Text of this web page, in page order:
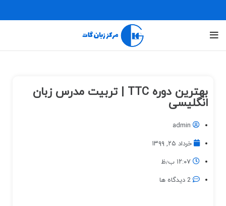
بهترین دوره TTC | تربیت مدرس زبان
انگلیسی
admin
خرداد ۲۵, ۱۳۹۹
۱۲:۰۷ ب٫ظ
2 دیدگاه ها